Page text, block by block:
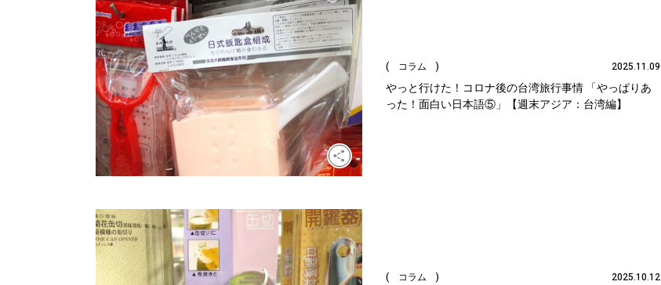
( コラム ) 2025.11.09
やっと行けた！コロナ後の台湾旅行事情 「やっぱりあ
った！面白い日本語⑤」【週末アジア：台湾編】
( コラム ) 2025.10.12